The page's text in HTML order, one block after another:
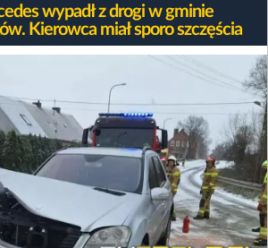
wypadł z drogi w gminie
Kierowca miał sporo szczęścia